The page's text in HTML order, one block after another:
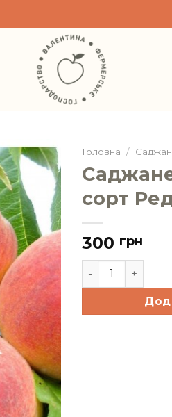
Головна /
сорт
300 грн
Саджанець